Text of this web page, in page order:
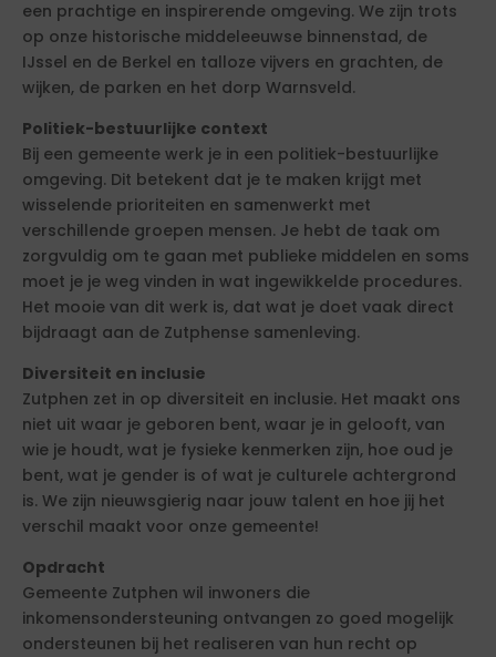
een prachtige en inspirerende omgeving. We zijn trots
op onze historische middeleeuwse binnenstad, de
IJssel en de Berkel en talloze vijvers en grachten, de
wijken, de parken en het dorp Warnsveld.
Politiek-bestuurlijke context
Bij een gemeente werk je in een politiek-bestuurlijke
omgeving. Dit betekent dat je te maken krijgt met
wisselende prioriteiten en samenwerkt met
verschillende groepen mensen. Je hebt de taak om
zorgvuldig om te gaan met publieke middelen en soms
moet je je weg vinden in wat ingewikkelde procedures.
Het mooie van dit werk is, dat wat je doet vaak direct
bijdraagt aan de Zutphense samenleving.
Diversiteit en inclusie
Zutphen zet in op diversiteit en inclusie. Het maakt ons
niet uit waar je geboren bent, waar je in gelooft, van
wie je houdt, wat je fysieke kenmerken zijn, hoe oud je
bent, wat je gender is of wat je culturele achtergrond
is. We zijn nieuwsgierig naar jouw talent en hoe jij het
verschil maakt voor onze gemeente!
Opdracht
Gemeente Zutphen wil inwoners die
inkomensondersteuning ontvangen zo goed mogelijk
ondersteunen bij het realiseren van hun recht op